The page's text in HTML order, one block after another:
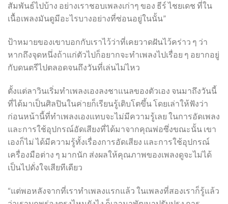
สัมพันธ์ไปบ้าง อย่างเราชอบเพลงเก่าๆ ของ ธีร์ ไชยเดช ที่ใน
เนื้อเพลงมันดูมีอะไรบางอย่างที่ซ่อนอยู่ในนั้น”
ป้าหมายของเขาบอกกับเราไว้ว่าที่เคยวาดฝันไว้คร่าว ๆ ว่า
หากถึงจุดหนึ่งถ้าแก่ตัวไปก็อยากจะทำเพลงไปเรื่อย ๆ อยากอยู่
กับดนตรีไปตลอดจนถึงวันที่เล่นไม่ไหว
ตั้งแต่ลาวินเริ่มทำเพลงเองลงชาแนลของตัวเอง จนมาถึงวันนี้
ที่ได้มาเป็นศิลปินในค่ายก็เรียนรู้เติบโตขึ้น โดยเล่าให้ฟังว่า
ก่อนหน้านี้ที่ทำเพลงเองแทบจะไม่มีความรู้เลย ในการอัดเพลง
และการใช้อุปกรณ์อัดเสียงที่ได้มาจากคุณพ่อซึ่งขณะนั้น เขา
เองก็ไม่ ได้มีความรู้ทั้งเรื่องการอัดเสียง และการใช้อุปกรณ์
เครื่องมือต่าง ๆ มากนัก ส่งผลให้คุณภาพของเพลงดูจะไม่ได้
เป็นไปดั่งใจเสียทีเดียว
“แต่พอหลังจากที่เราทำเพลงแรกแล้ว ในเพลงที่สองเราก็รู้แล้ว